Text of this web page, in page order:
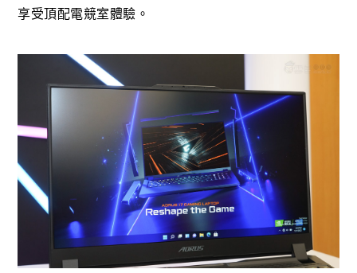
享受頂配電競室體驗。